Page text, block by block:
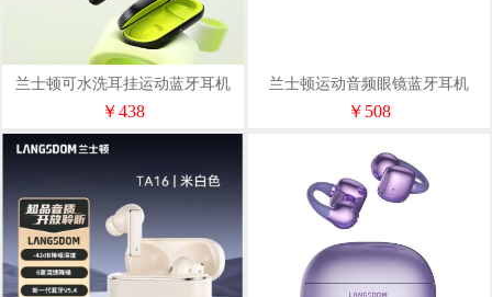
兰士顿可水洗耳挂运动蓝牙耳机
AirFitTS15
￥438
兰士顿运动音频眼镜蓝牙耳机
AirNovaBH01
￥508